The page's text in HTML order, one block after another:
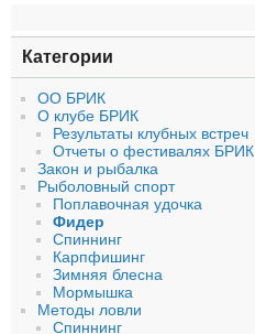
Категории
ОО БРИК
О клубе БРИК
Результаты клубных встреч
Отчеты о фестивалях БРИК
Закон и рыбалка
Рыболовный спорт
Поплавочная удочка
Фидер
Спиннинг
Карпфишинг
Зимняя блесна
Мормышка
Методы ловли
Спиннинг